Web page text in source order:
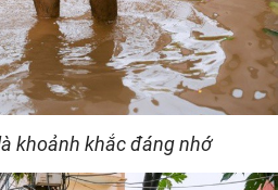
khoảnh khắc đáng nhớ